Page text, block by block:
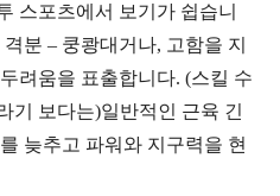
스포츠에서 보기가 쉽습니
분 – 쿵쾅대거나, 고함을 지
려움을 표출합니다. (스킬 수
기 보다는)일반적인 근육 긴
늦추고 파워와 지구력을 현